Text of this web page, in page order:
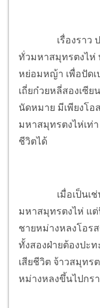
เรื่องราว ปลา
ทั่วมหาสมุทรตงไห่
หย่อมหญ้า เพื่อปัด
เถี่ยก๋วยหลี่สองเซี
นัดหมาย มีเพียงโอ
มหาสมุทรตงไห่เท่
ชีวิตได้
เมื่อเป็นเ
มหาสมุทรตงไห่ แ
ชายหม่างหลงโอร
ทั้งสองฝ่ายต้องปะ
เสียชีวิต จ้าวสมุทร
หม่างหลงขึ้นไปกร